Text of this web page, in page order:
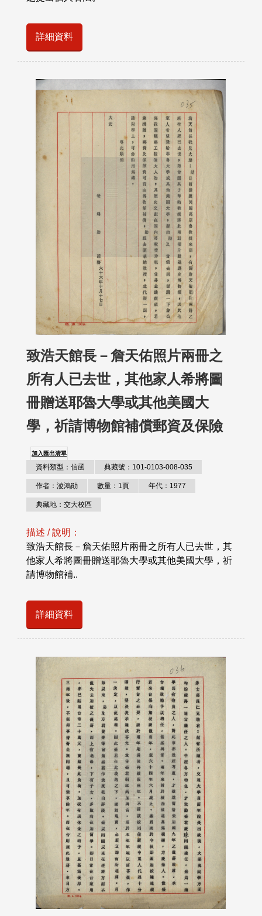
詳細資料
致浩天館長－詹天佑照片兩冊之
所有人已去世，其他家人希將圖
冊贈送耶魯大學或其他美國大
學，祈請博物館補償郵資及保險
加入匯出清單
資料類型：信函 典藏號：101-0103-008-035
作者：淩鴻勛 數量：1頁 年代：1977
典藏地：交大校區
描述 / 說明：
致浩天館長－詹天佑照片兩冊之所有人已去世，其
他家人希將圖冊贈送耶魯大學或其他美國大學，祈
請博物館補..
詳細資料